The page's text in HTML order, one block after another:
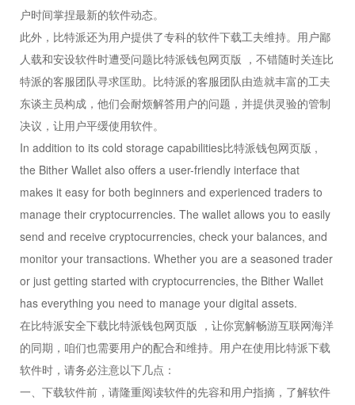
户时间掌捏最新的软件动态。
此外，比特派还为用户提供了专科的软件下载工夫维持。用户鄙
人载和安设软件时遭受问题比特派钱包网页版 ，不错随时关连比
特派的客服团队寻求匡助。比特派的客服团队由造就丰富的工夫
东谈主员构成，他们会耐烦解答用户的问题，并提供灵验的管制
决议，让用户平缓使用软件。
In addition to its cold storage capabilities比特派钱包网页版 ,
the Bither Wallet also offers a user-friendly interface that
makes it easy for both beginners and experienced traders to
manage their cryptocurrencies. The wallet allows you to easily
send and receive cryptocurrencies, check your balances, and
monitor your transactions. Whether you are a seasoned trader
or just getting started with cryptocurrencies, the Bither Wallet
has everything you need to manage your digital assets.
在比特派安全下载比特派钱包网页版 ，让你宽解畅游互联网海洋
的同期，咱们也需要用户的配合和维持。用户在使用比特派下载
软件时，请务必注意以下几点：
一、下载软件前，请隆重阅读软件的先容和用户指摘，了解软件